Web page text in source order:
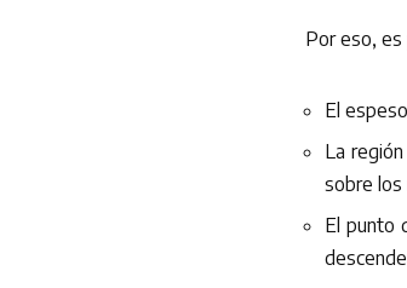
Por eso, es
El
La
sobre los
El punto